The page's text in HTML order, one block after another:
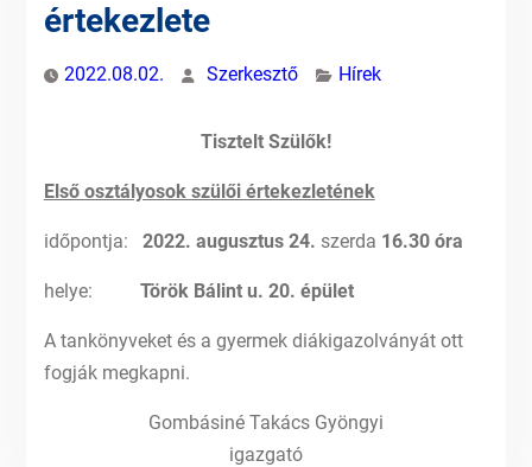
értekezlete
2022.08.02. Szerkesztő Hírek
Tisztelt Szülők!
Első osztályosok szülői értekezletének
időpontja: 2022. augusztus 24. szerda 16.30 óra
helye: Török Bálint u. 20. épület
A tankönyveket és a gyermek diákigazolványát ott
fogják megkapni.
Gombásiné Takács Gyöngyi
igazgató